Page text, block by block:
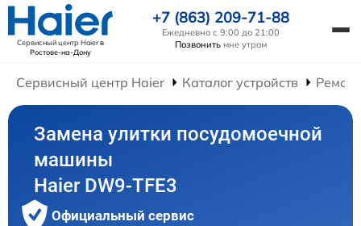
Сервисный центр Haierв
Ростове-на-Дону
+7 (863) 209-71-88
Ежедневно с 9:00 до 21:00
Позвонить мне утром
Сервисный центр Haier Каталог устройств
Замена улитки посудомоечной
машины
Haier DW9-TFE3
Официальный сервис